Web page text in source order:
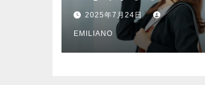
前線認証技術と運用
の実践ポイント
2025年7月24日
EMILIANO